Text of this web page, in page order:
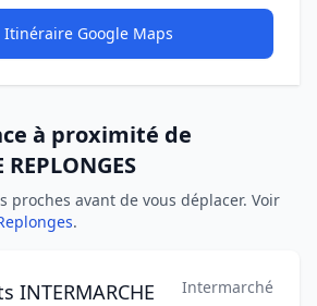
Itinéraire Google Maps
à proximité de
proches avant de vous déplacer. Voir
.
INTERMARCHE
Intermarché